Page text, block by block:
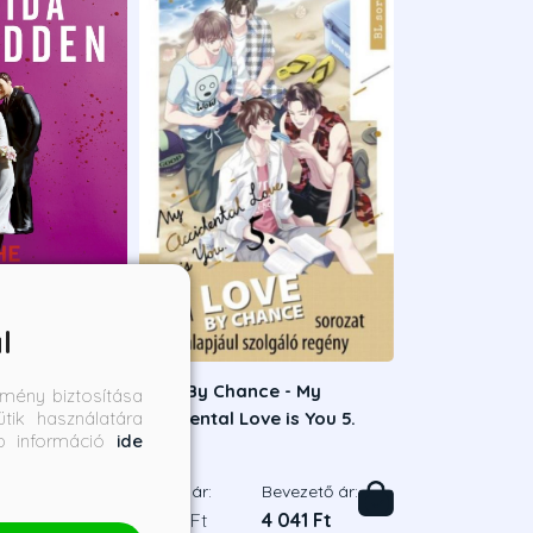
válás
291 Ft
Love By Chance - My
Accidental Love is You 5.
Borító ár:
4 490 Ft
Bevezető ár:
4 041 Ft
biztosítása
használatára
információ ide